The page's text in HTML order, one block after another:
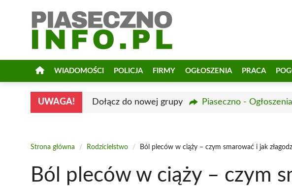
WIADOMOŚCI POLICJA FIRMY OGŁOSZENIA PRACA
UWAGA! Dołącz do nowej grupy Piaseczno -
Strona główna / Rodzicielstwo / Ból pleców w ciąży – czym smarować i jak
Ból pleców w ciąży – czym